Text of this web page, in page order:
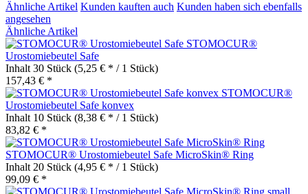
Ähnliche Artikel Kunden kauften auch Kunden haben sich ebenfalls
angesehen
Ähnliche Artikel
STOMOCUR®
Urostomiebeutel Safe
Inhalt 30 Stück (5,25 € * / 1 Stück)
157,43 € *
STOMOCUR®
Urostomiebeutel Safe konvex
Inhalt 10 Stück (8,38 € * / 1 Stück)
83,82 € *
STOMOCUR® Urostomiebeutel Safe MicroSkin® Ring
Inhalt 20 Stück (4,95 € * / 1 Stück)
99,09 € *